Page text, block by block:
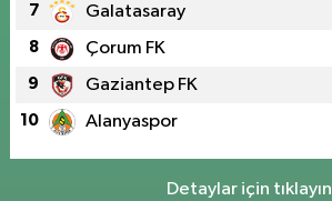
7 Galatasaray
8 Çorum FK
9 Gaziantep FK
10 Alanyaspor
Detaylar için tıklayın